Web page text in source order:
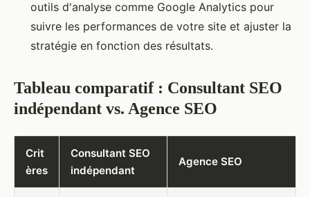
outils d'analyse comme Google Analytics pour
suivre les performances de votre site et ajuster la
stratégie en fonction des résultats.
Tableau comparatif : Consultant SEO
indépendant vs. Agence SEO
Crit
ères
Consultant SEO
indépendant
Agence SEO